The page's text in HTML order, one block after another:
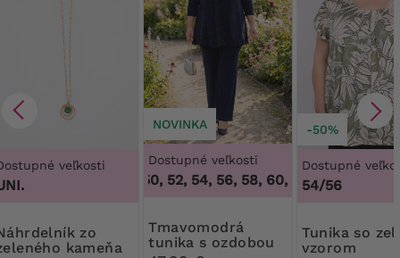
veľkosti
zo
kameňa
NOVINKA
Dostupné veľkosti
48, 50, 52, 54, 56, 58, 60, 62, 64,48, 50,
Tmavomodrá
tunika s ozdobou
-50%
Dostupné
54/56
Tunika so zeleným
vzorom